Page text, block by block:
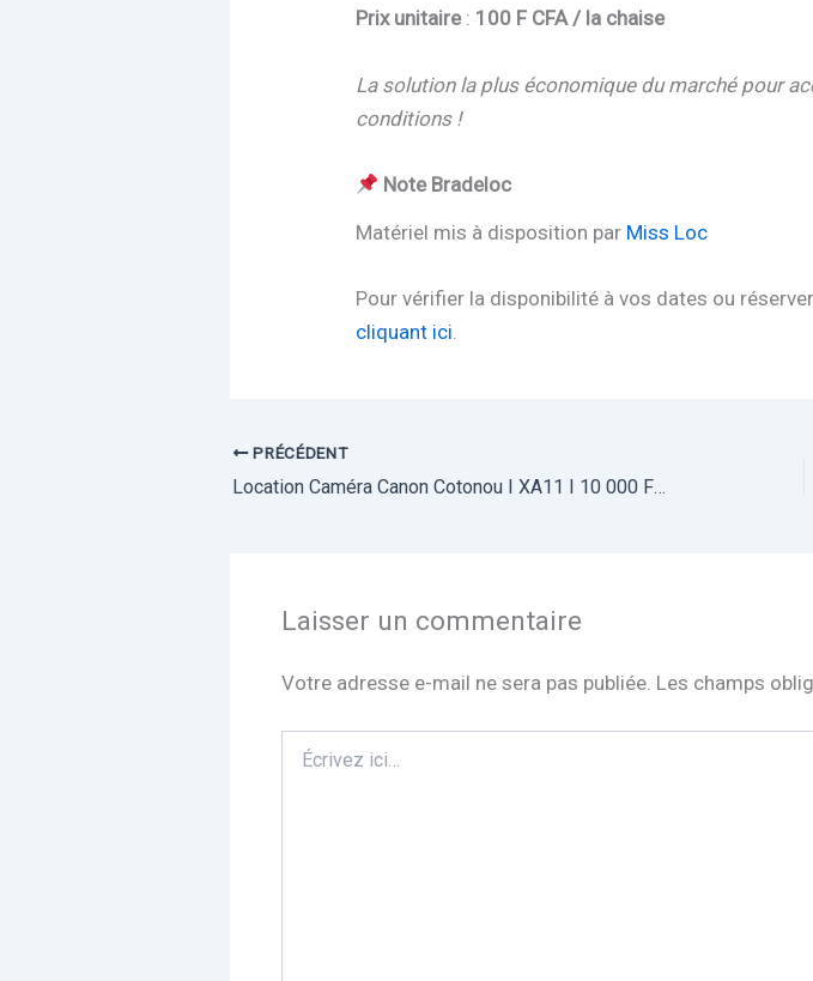
Prix unitaire: 100 F CFA / la chaise
La solution la plus économique du marché pour
conditions !
Note Bradeloc
Matériel mis à disposition par Miss Loc
Pour vérifier la disponibilité à vos dates ou
cliquant ici
PRÉCÉDENT
Location Caméra Canon Cotonou I XA11 I 10 000 FCFA
Laisser un commentaire
Votre adresse e-mail ne sera pas publiée. Les champs
ici…